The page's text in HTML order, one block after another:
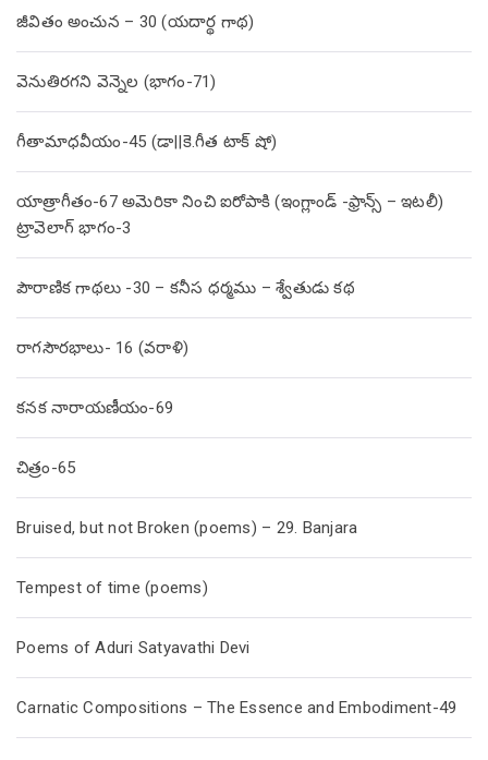
జీవితం అంచున – 30 (యదార్థ గాథ)
వెనుతిరగని వెన్నెల (భాగం-71)
గీతామాధవీయం-45 (డా||కె.గీత టాక్ షో)
యాత్రాగీతం-67 అమెరికా నించి ఐరోపాకి (ఇంగ్లాండ్ -ఫ్రాన్స్ – ఇటలీ)
ట్రావెలాగ్ భాగం-3
పౌరాణిక గాథలు -30 – కనీస ధర్మము – శ్వేతుడు కథ
రాగసౌరభాలు- 16 (వరాళి)
కనక నారాయణీయం-69
చిత్రం-65
Bruised, but not Broken (poems) – 29. Banjara
Tempest of time (poems)
Poems of Aduri Satyavathi Devi
Carnatic Compositions – The Essence and Embodiment-49